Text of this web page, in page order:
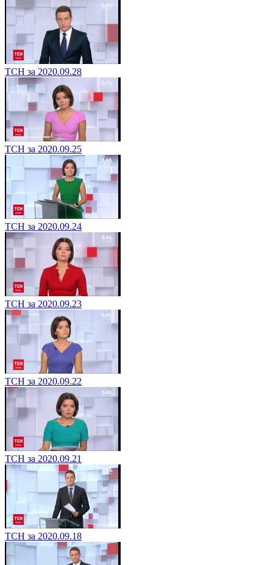
ТСН за 2020.09.28
ТСН за 2020.09.25
ТСН за 2020.09.24
ТСН за 2020.09.23
ТСН за 2020.09.22
ТСН за 2020.09.21
ТСН за 2020.09.18